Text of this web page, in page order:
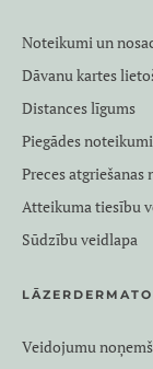
Noteikumi un
Dāvanu kartes
Distances līgums
Piegādes noteikumi
Preces
Atteikuma tiesību
Sūdzību veidlapa
Veidojumu